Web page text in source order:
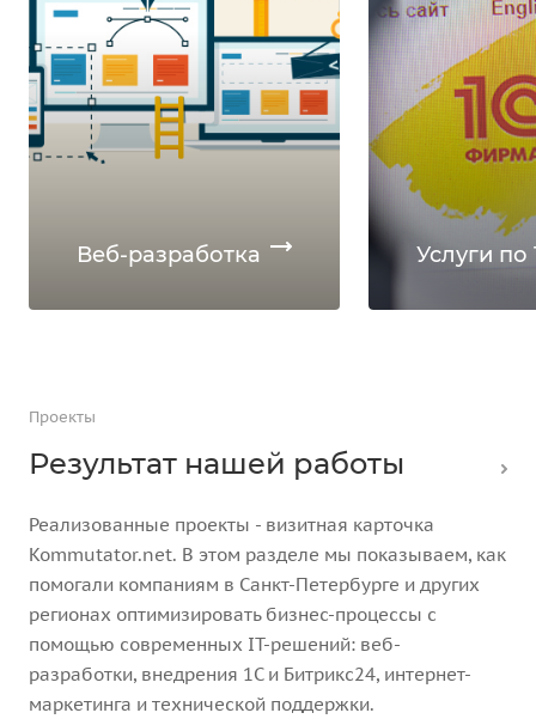
Веб-разработка Услуги по
Проекты
Результат нашей работы
Реализованные проекты - визитная карточка
Kommutator.net. В этом разделе мы показываем, как
помогали компаниям в Санкт-Петербурге и других
регионах оптимизировать бизнес-процессы с
помощью современных IT-решений: веб-
разработки, внедрения 1С и Битрикс24, интернет-
маркетинга и технической поддержки.